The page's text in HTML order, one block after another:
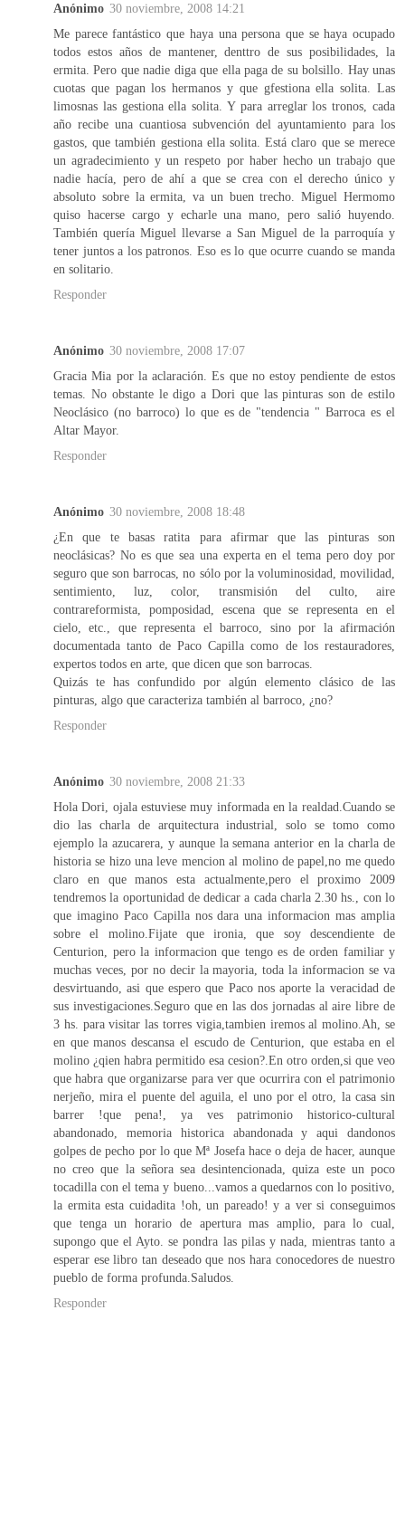
Anónimo 30 noviembre, 2008 14:21
Me parece fantástico que haya una persona que se haya ocupado
todos estos años de mantener, denttro de sus posibilidades, la
ermita. Pero que nadie diga que ella paga de su bolsillo. Hay unas
cuotas que pagan los hermanos y que gfestiona ella solita. Las
limosnas las gestiona ella solita. Y para arreglar los tronos, cada
año recibe una cuantiosa subvención del ayuntamiento para los
gastos, que también gestiona ella solita. Está claro que se merece
un agradecimiento y un respeto por haber hecho un trabajo que
nadie hacía, pero de ahí a que se crea con el derecho único y
absoluto sobre la ermita, va un buen trecho. Miguel Hermomo
quiso hacerse cargo y echarle una mano, pero salió huyendo.
También quería Miguel llevarse a San Miguel de la parroquía y
tener juntos a los patronos. Eso es lo que ocurre cuando se manda
en solitario.
Responder
Anónimo 30 noviembre, 2008 17:07
Gracia Mia por la aclaración. Es que no estoy pendiente de estos
temas. No obstante le digo a Dori que las pinturas son de estilo
Neoclásico (no barroco) lo que es de "tendencia " Barroca es el
Altar Mayor.
Responder
Anónimo 30 noviembre, 2008 18:48
¿En que te basas ratita para afirmar que las pinturas son
neoclásicas? No es que sea una experta en el tema pero doy por
seguro que son barrocas, no sólo por la voluminosidad, movilidad,
sentimiento, luz, color, transmisión del culto, aire
contrareformista, pomposidad, escena que se representa en el
cielo, etc., que representa el barroco, sino por la afirmación
documentada tanto de Paco Capilla como de los restauradores,
expertos todos en arte, que dicen que son barrocas.
Quizás te has confundido por algún elemento clásico de las
pinturas, algo que caracteriza también al barroco, ¿no?
Responder
Anónimo 30 noviembre, 2008 21:33
Hola Dori, ojala estuviese muy informada en la realdad.Cuando se
dio las charla de arquitectura industrial, solo se tomo como
ejemplo la azucarera, y aunque la semana anterior en la charla de
historia se hizo una leve mencion al molino de papel,no me quedo
claro en que manos esta actualmente,pero el proximo 2009
tendremos la oportunidad de dedicar a cada charla 2.30 hs., con lo
que imagino Paco Capilla nos dara una informacion mas amplia
sobre el molino.Fijate que ironia, que soy descendiente de
Centurion, pero la informacion que tengo es de orden familiar y
muchas veces, por no decir la mayoria, toda la informacion se va
desvirtuando, asi que espero que Paco nos aporte la veracidad de
sus investigaciones.Seguro que en las dos jornadas al aire libre de
3 hs. para visitar las torres vigia,tambien iremos al molino.Ah, se
en que manos descansa el escudo de Centurion, que estaba en el
molino ¿qien habra permitido esa cesion?.En otro orden,si que veo
que habra que organizarse para ver que ocurrira con el patrimonio
nerjeño, mira el puente del aguila, el uno por el otro, la casa sin
barrer !que pena!, ya ves patrimonio historico-cultural
abandonado, memoria historica abandonada y aqui dandonos
golpes de pecho por lo que Mª Josefa hace o deja de hacer, aunque
no creo que la señora sea desintencionada, quiza este un poco
tocadilla con el tema y bueno...vamos a quedarnos con lo positivo,
la ermita esta cuidadita !oh, un pareado! y a ver si conseguimos
que tenga un horario de apertura mas amplio, para lo cual,
supongo que el Ayto. se pondra las pilas y nada, mientras tanto a
esperar ese libro tan deseado que nos hara conocedores de nuestro
pueblo de forma profunda.Saludos.
Responder